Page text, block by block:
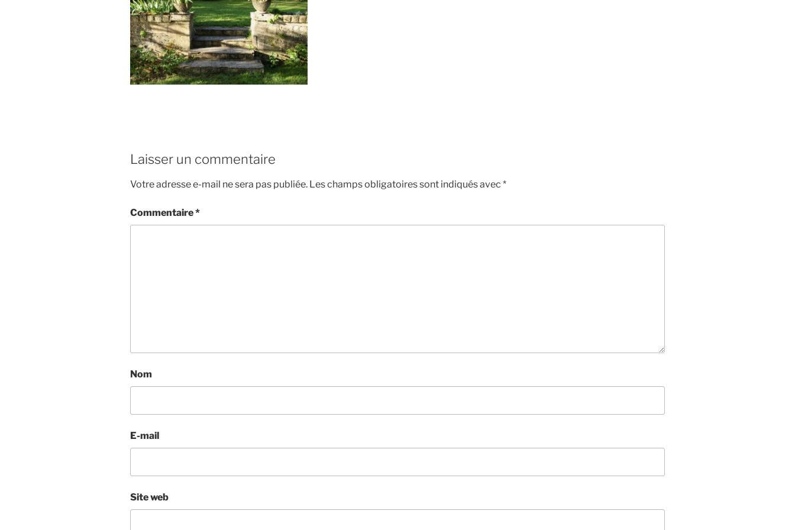
Laisser un commentaire
Votre adresse e-mail ne sera pas publiée. Les champs obligatoires sont indiqués avec *
Commentaire*
Nom
E-mail
Site web